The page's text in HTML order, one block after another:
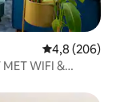
Gemiddelde
4,8 (206)
MET WIFI &